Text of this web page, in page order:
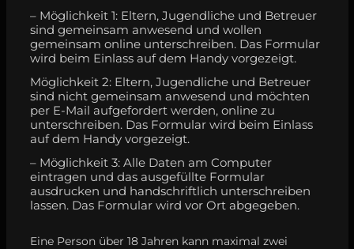
– Möglichkeit 1: Eltern, Jugendliche und Betreuer
sind gemeinsam anwesend und wollen
gemeinsam online unterschreiben. Das Formular
wird beim Einlass auf dem Handy vorgezeigt.
Möglichkeit 2: Eltern, Jugendliche und Betreuer
sind nicht gemeinsam anwesend und möchten
per E-Mail aufgefordert werden, online zu
unterschreiben. Das Formular wird beim Einlass
auf dem Handy vorgezeigt.
– Möglichkeit 3: Alle Daten am Computer
eintragen und das ausgefüllte Formular
ausdrucken und handschriftlich unterschreiben
lassen. Das Formular wird vor Ort abgegeben.
Eine Person über 18 Jahren kann maximal zwei